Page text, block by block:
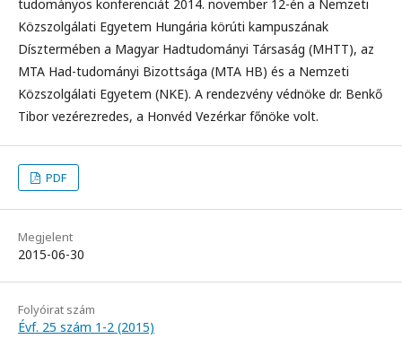
tudományos konferenciát 2014. november 12-én a Nemzeti
Közszolgálati Egyetem Hungária körúti kampuszának
Dísztermében a Magyar Hadtudományi Társaság (MHTT), az
MTA Had-tudományi Bizottsága (MTA HB) és a Nemzeti
Közszolgálati Egyetem (NKE). A rendezvény védnöke dr. Benkő
Tibor vezérezredes, a Honvéd Vezérkar főnöke volt.
PDF
Megjelent
2015-06-30
Folyóirat szám
Évf. 25 szám 1-2 (2015)